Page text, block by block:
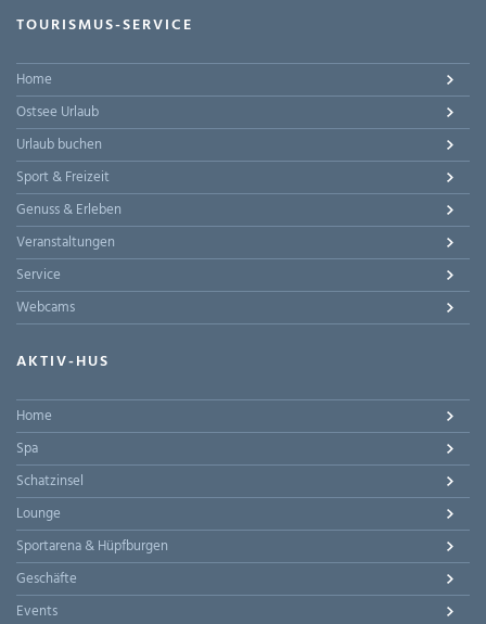
TOURISMUS-SERVICE
Home
Ostsee Urlaub
Urlaub buchen
Sport & Freizeit
Genuss & Erleben
Veranstaltungen
Service
Webcams
AKTIV-HUS
Home
Spa
Schatzinsel
Lounge
Sportarena & Hüpfburgen
Geschäfte
Events